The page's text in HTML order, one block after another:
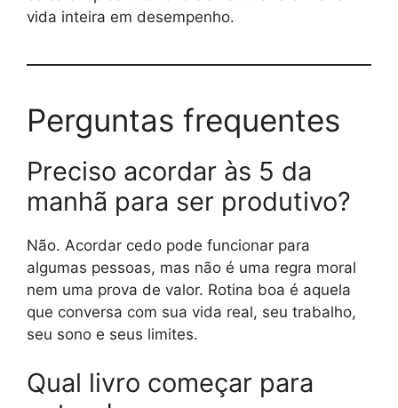
vida inteira em desempenho.
Perguntas frequentes
Preciso acordar às 5 da
manhã para ser produtivo?
Não. Acordar cedo pode funcionar para
algumas pessoas, mas não é uma regra moral
nem uma prova de valor. Rotina boa é aquela
que conversa com sua vida real, seu trabalho,
seu sono e seus limites.
Qual livro começar para